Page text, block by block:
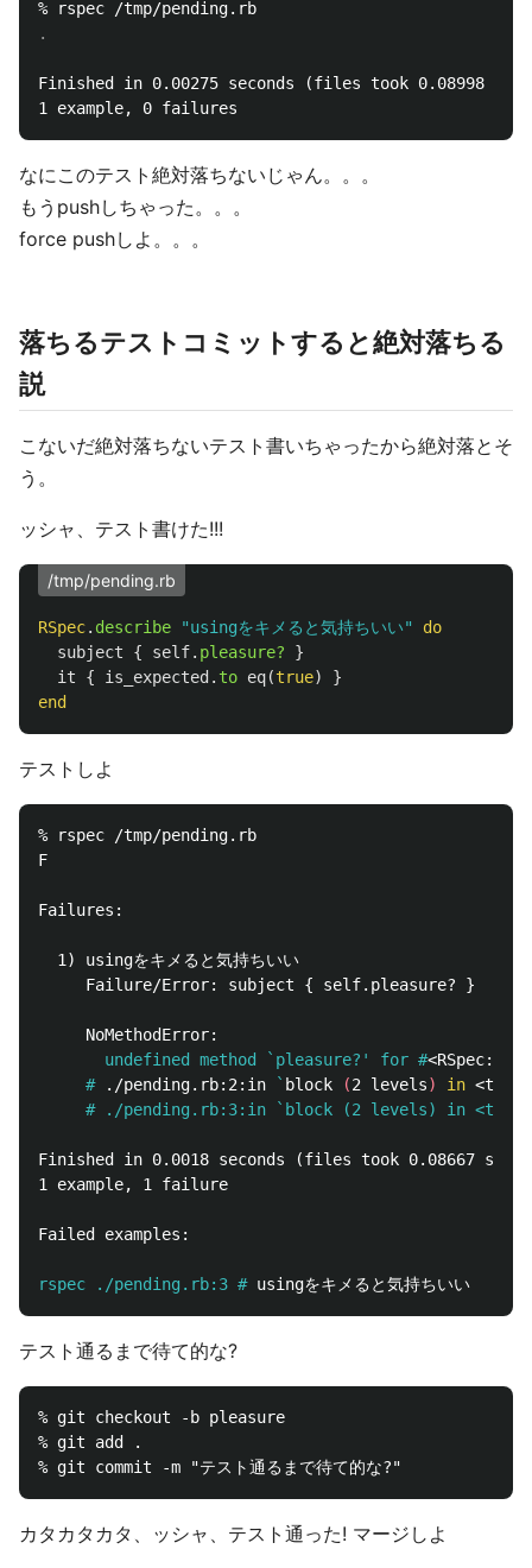
Finished in 0.00275 seconds (files took 0.08998
なにこのテスト絶対落ちないじゃん。。。
もうpushしちゃった。。。
force pushしよ。。。
落ちるテストコミットすると絶対落ちる
説
こないだ絶対落ちないテスト書いちゃったから絶対落とそ
う。
ッシャ、テスト書けた!!!
/tmp/pending.rb
RSpec. describe "usingをキメると気持ちいい"
do
subject
{ self. pleasure?
}
it
{ is_expected . to eq(true)
}
end
テストしよ
% rspec /tmp/pending.rb
F
Failures:
  1) usingをキメると気持ちいい
     Failure/Error: subject { self.pleasure? }
       undefined method `pleasure?' for #
     #
./pending.rb:2:in ` block (2 levels) in <top
     #
./pending.rb:3:in `block (2 levels) in <top
Finished in 0.0018 seconds (files took 0.08667
1 example, 1 failure
Failed examples:
rspec ./pending.rb:3 #
テスト通るまで待て的な?
% git checkout -b pleasure
% git add .
カタカタカタ、ッシャ、テスト通った! マージしよ